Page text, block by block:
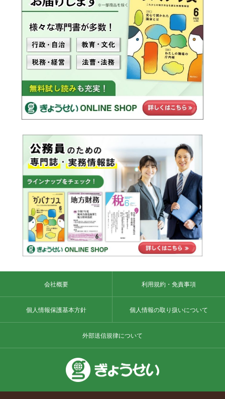
会社概要 利用規約・免責事項
個人情報保護基本方針 個人情報の取り扱いについて
外部送信規律について